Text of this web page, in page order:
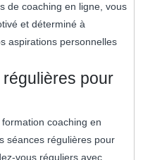
de coaching en ligne, vous
et déterminé à
aspirations personnelles
pour
coaching en
séances régulières pour
vous réguliers avec